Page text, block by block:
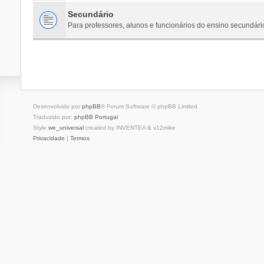
Secundário
Para professores, alunos e funcionários do ensino
Desenvolvido por phpBB® Forum Software © phpBB Limited
Traduzido por: phpBB Portugal
Style we_universalcreated by INVENTEA & v12mike
Privacidade | Termos